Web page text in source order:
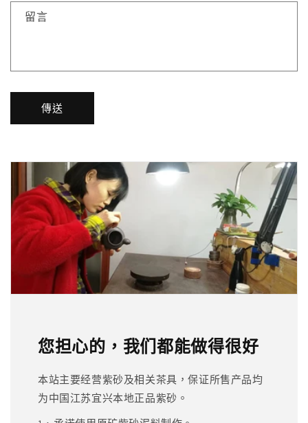
留言
傳送
您担心的，我们都能做得很好
本站主要经营紫砂及相关茶具，保证所售产品均
为中国江苏宜兴本地正品紫砂。